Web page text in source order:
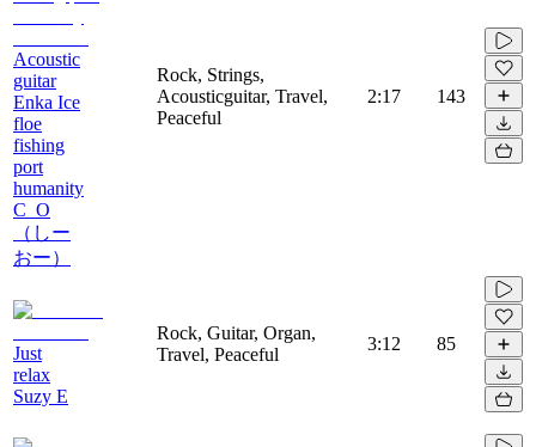
Acoustic
guitar
Enka Ice
floe
fishing
port
humanity
C_O
（しー
おー）
Rock, Strings,
Acousticguitar, Travel,
Peaceful
2:17 143
Just
relax
Suzy E
Rock, Guitar, Organ,
Travel, Peaceful
3:12 85